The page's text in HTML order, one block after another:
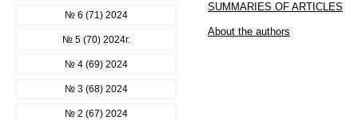
№ 6 (71) 2024
№ 5 (70) 2024г.
№ 4 (69) 2024
№ 3 (68) 2024
№ 2 (67) 2024
SUMMARIES OF ARTICLES
Аbout the authors